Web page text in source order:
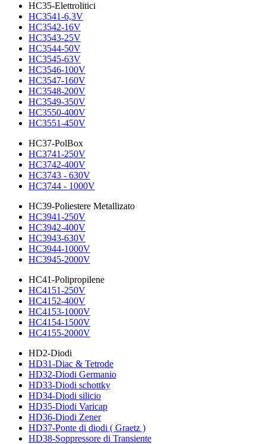
HC35-Elettrolitici
HC3541-6,3V
HC3542-16V
HC3543-25V
HC3544-50V
HC3545-63V
HC3546-100V
HC3547-160V
HC3548-200V
HC3549-350V
HC3550-400V
HC3551-450V
HC37-PolBox
HC3741-250V
HC3742-400V
HC3743 - 630V
HC3744 - 1000V
HC39-Poliestere Metallizato
HC3941-250V
HC3942-400V
HC3943-630V
HC3944-1000V
HC3945-2000V
HC41-Polipropilene
HC4151-250V
HC4152-400V
HC4153-1000V
HC4154-1500V
HC4155-2000V
HD2-Diodi
HD31-Diac & Tetrode
HD32-Diodi Germanio
HD33-Diodi schottky
HD34-Diodi silicio
HD35-Diodi Varicap
HD36-Diodi Zener
HD37-Ponte di diodi ( Graetz )
HD38-Soppressore di Transiente